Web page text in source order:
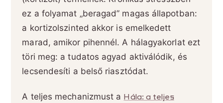
ez a folyamat „beragad” magas állapotban:
a kortizolszinted akkor is emelkedett
marad, amikor pihennél. A hálagyakorlat ezt
töri meg: a tudatos agyad aktiválódik, és
lecsendesíti a belső riasztódat.
A teljes mechanizmust a Hála: a teljes